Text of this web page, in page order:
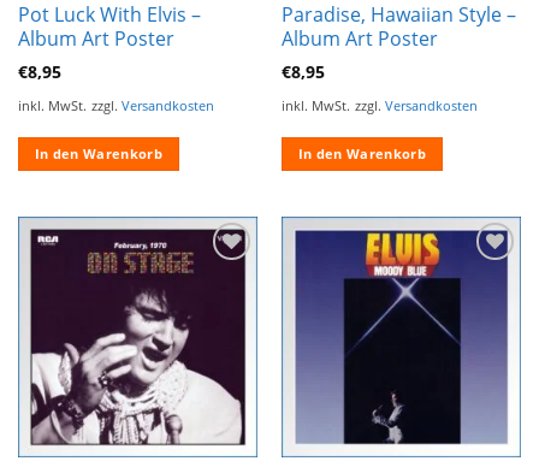
Pot Luck With Elvis –
Album Art Poster
€8,95
inkl. MwSt. zzgl. Versandkosten
In den Warenkorb
Paradise, Hawaiian Style –
Album Art Poster
€8,95
inkl. MwSt. zzgl. Versandkosten
In den Warenkorb
Wunschliste
hinzufügen
Zur
hinzufügen